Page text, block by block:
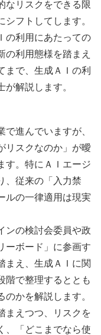
なリスクをできる限
フトしてします。
の利用にあたっての
の利用態様を踏まえ
まで、生成ＡＩの利
解説します。
進んでいますが、
リスクなのか」が曖
す。特にＡＩエージ
、従来の「入力禁
ルの一律適用は現実
ンの検討会委員や政
ーボード」に参画す
まえ、生成ＡＩに関
階で整理するととも
かを解説します。
まえつつ、リスクを
、「どこまでなら使